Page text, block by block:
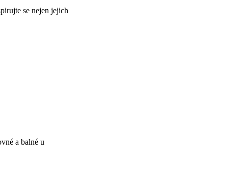
se nejen jejich
a balné u